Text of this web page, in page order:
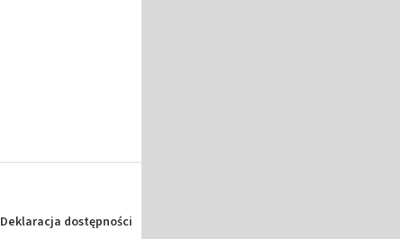
Deklaracja dostępności